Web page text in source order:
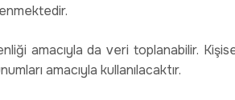
amacıyla da veri toplanabilir.
amacıyla kullanılacaktır.